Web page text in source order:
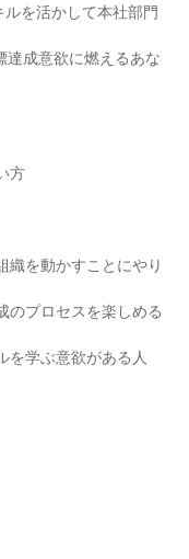
を活かして本社部門
達成意欲に燃えるあな
方
織を動かすことにやり
のプロセスを楽しめる
を学ぶ意欲がある人